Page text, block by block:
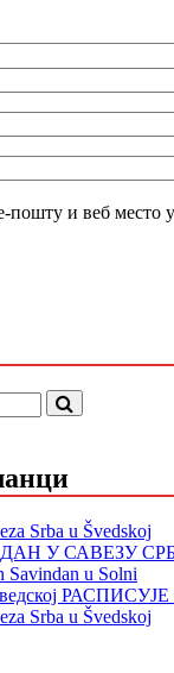
пошту и веб место
Srba u Švedskoj
У САВЕЗУ
Savindan u Solni
Srba u Švedskoj